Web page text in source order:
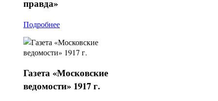
правда»
Подробнее
Газета«Московские
ведомости» 1917 г.